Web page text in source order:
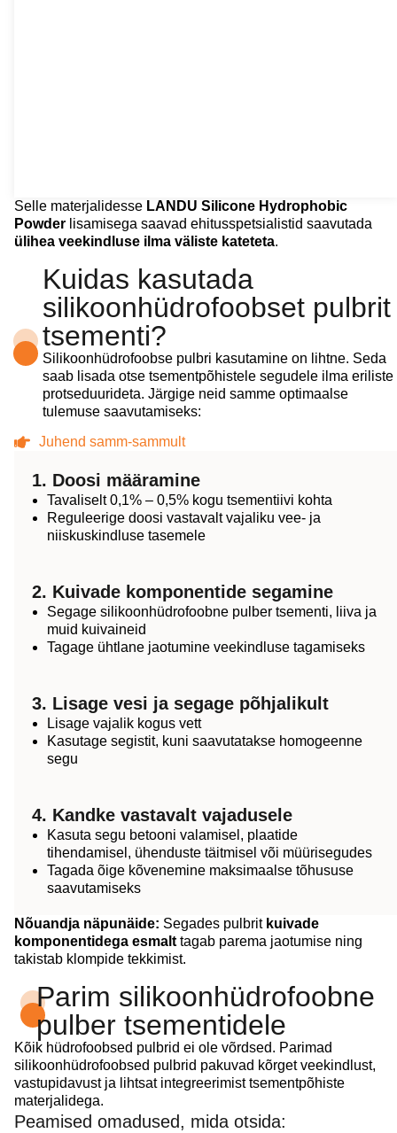
Selle materjalidesse LANDU Silicone Hydrophobic
Powder lisamisega saavad ehitusspetsialistid saavutada
ülihea veekindluse ilma väliste kateteta.
Kuidas kasutada
silikoonhüdrofoobset pulbrit
tsementi?
Silikoonhüdrofoobse pulbri kasutamine on lihtne. Seda
saab lisada otse tsementpõhistele segudele ilma eriliste
protseduurideta. Järgige neid samme optimaalse
tulemuse saavutamiseks:
Juhend samm-sammult
1. Doosi määramine
Tavaliselt 0,1% – 0,5% kogu tsementiivi kohta
Reguleerige doosi vastavalt vajaliku vee- ja
niiskuskindluse tasemele
2. Kuivade komponentide segamine
Segage silikoonhüdrofoobne pulber tsementi, liiva ja
muid kuivaineid
Tagage ühtlane jaotumine veekindluse tagamiseks
3. Lisage vesi ja segage põhjalikult
Lisage vajalik kogus vett
Kasutage segistit, kuni saavutatakse homogeenne
segu
4. Kandke vastavalt vajadusele
Kasuta segu betooni valamisel, plaatide
tihendamisel, ühenduste täitmisel või müürisegudes
Tagada õige kõvenemine maksimaalse tõhususe
saavutamiseks
Nõuandja näpunäide: Segades pulbrit kuivade
komponentidega esmalttagab parema jaotumise ning
takistab klompide tekkimist.
Parim silikoonhüdrofoobne
pulber tsementidele
Kõik hüdrofoobsed pulbrid ei ole võrdsed. Parimad
silikoonhüdrofoobsed pulbrid pakuvad kõrget veekindlust,
vastupidavust ja lihtsat integreerimist tsementpõhiste
materjalidega.
Peamised omadused, mida otsida: